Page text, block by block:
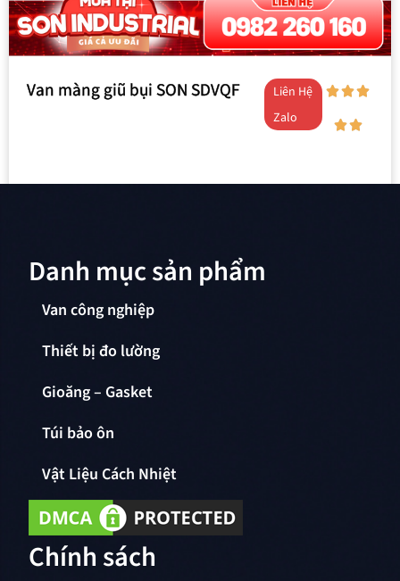
Van màng giũ bụi SON SDVQF
Liên Hệ
Zalo
Danh mục sản phẩm
Van công nghiệp
Thiết bị đo lường
Gioăng – Gasket
Túi bảo ôn
Vật Liệu Cách Nhiệt
Chính sách